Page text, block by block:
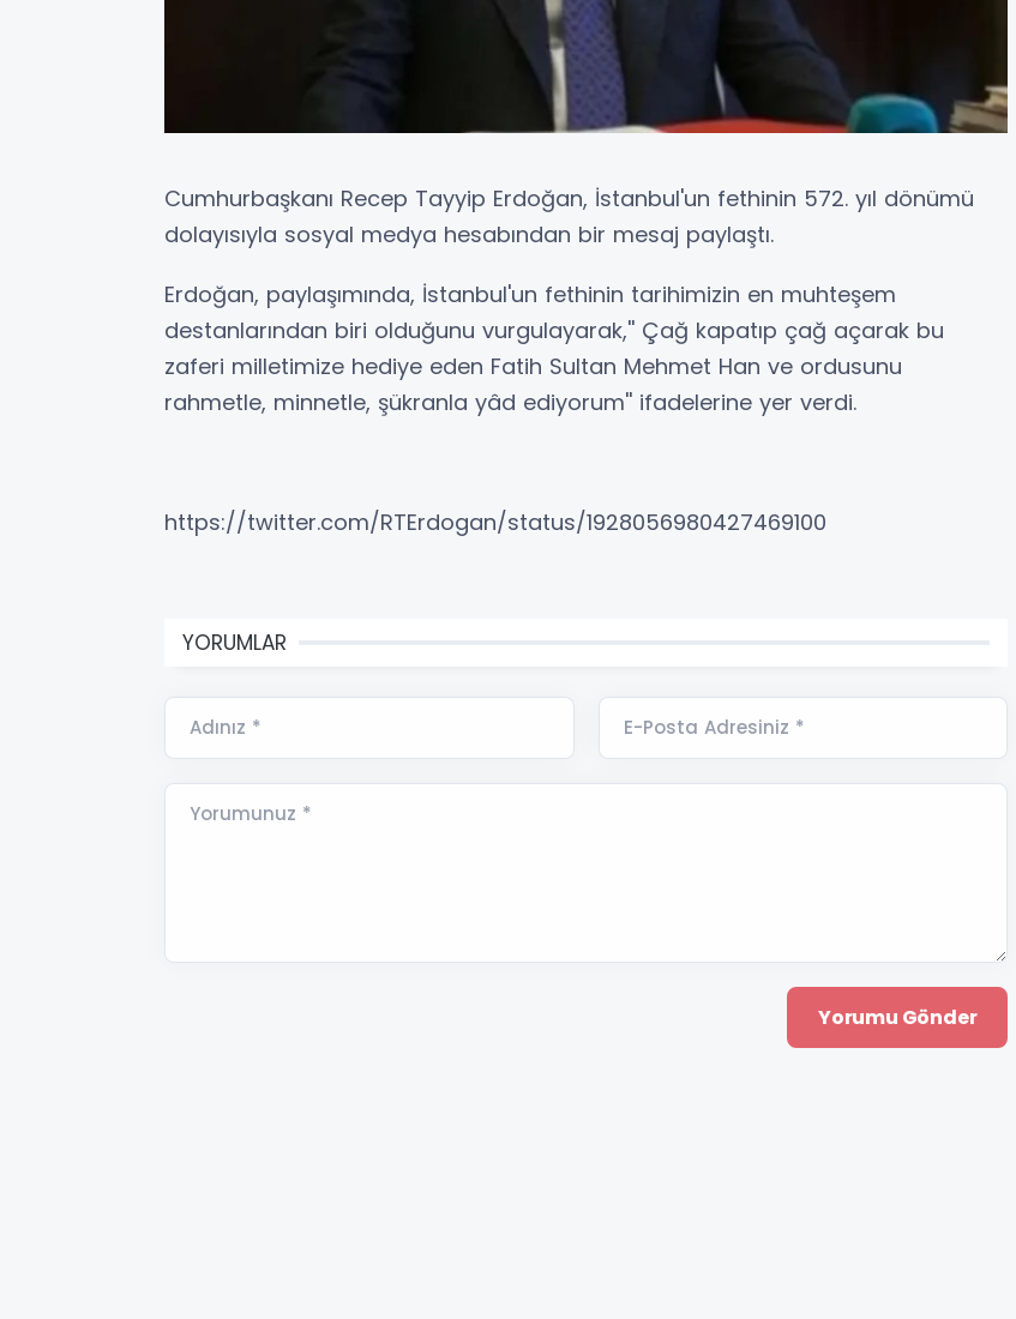
Cumhurbaşkanı Recep Tayyip Erdoğan, İstanbul'un fethinin 572. yıl dönümü
dolayısıyla sosyal medya hesabından bir mesaj paylaştı.
Erdoğan, paylaşımında, İstanbul'un fethinin tarihimizin en muhteşem
destanlarından biri olduğunu vurgulayarak,'' Çağ kapatıp çağ açarak bu
zaferi milletimize hediye eden Fatih Sultan Mehmet Han ve ordusunu
rahmetle, minnetle, şükranla yâd ediyorum'' ifadelerine yer verdi.
https://twitter.com/RTErdogan/status/1928056980427469100
YORUMLAR
Adınız * E-Posta Adresiniz *
Yorumunuz *